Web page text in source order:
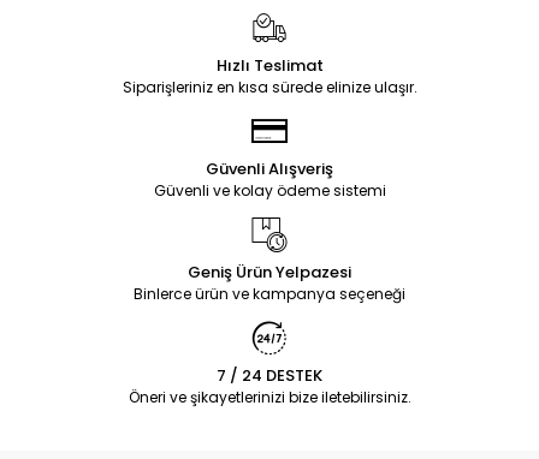
Hızlı Teslimat
Siparişleriniz en kısa sürede elinize ulaşır.
Güvenli Alışveriş
Güvenli ve kolay ödeme sistemi
Geniş Ürün Yelpazesi
Binlerce ürün ve kampanya seçeneği
7 / 24 DESTEK
Öneri ve şikayetlerinizi bize iletebilirsiniz.